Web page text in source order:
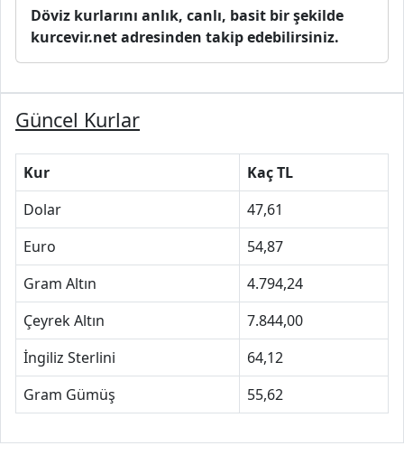
Döviz kurlarını anlık, canlı, basit bir şekilde
kurcevir.net adresinden takip edebilirsiniz.
Güncel Kurlar
Kur
Kaç TL
Dolar
47,61
Euro
54,87
Gram Altın
4.794,24
Çeyrek Altın
7.844,00
İngiliz Sterlini
64,12
Gram Gümüş
55,62